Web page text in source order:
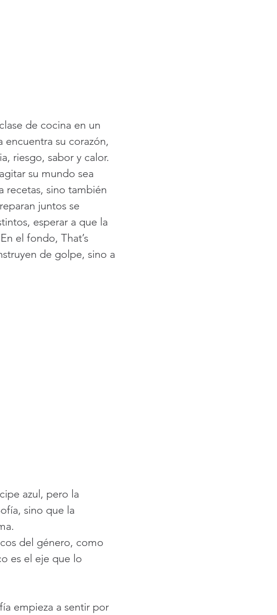
de cocina en un
su corazón,
riesgo, sabor y calor.
su mundo sea
recetas, sino también
juntos se
esperar a que la
el fondo, That’s
de golpe, sino a
azul, pero la
sino que la
del género, como
es el eje que lo
empieza a sentir por